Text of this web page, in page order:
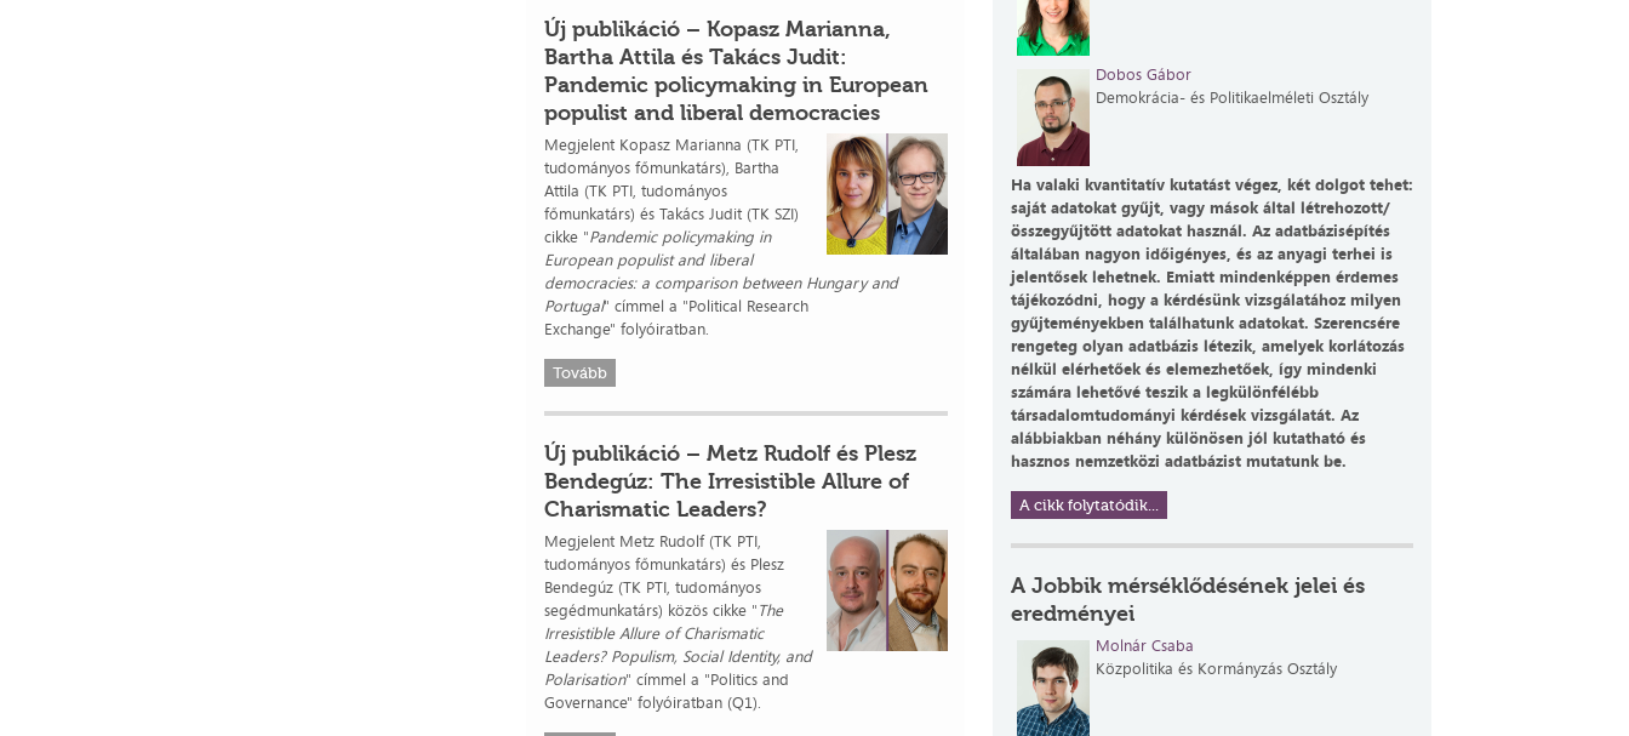
Új publikáció – Kopasz Marianna,
Bartha Attila és Takács Judit:
Pandemic policymaking in European
populist and liberal democracies
Megjelent Kopasz Marianna (TK PTI,
tudományos főmunkatárs), Bartha
Attila (TK PTI, tudományos
főmunkatárs) és Takács Judit (TK SZI)
cikke "Pandemic policymaking in
European populist and liberal
democracies: a comparison between Hungary and
Portugal" címmel a "Political Research
Exchange" folyóiratban.
Tovább
Új publikáció – Metz Rudolf és Plesz
Bendegúz: The Irresistible Allure of
Charismatic Leaders?
Megjelent Metz Rudolf (TK PTI,
tudományos főmunkatárs) és Plesz
Bendegúz (TK PTI, tudományos
segédmunkatárs) közös cikke "The
Irresistible Allure of Charismatic
Leaders? Populism, Social Identity, and
Polarisation" címmel a "Politics and
Governance" folyóiratban (Q1).
Dobos Gábor
Demokrácia- és Politikaelméleti Osztály
Ha valaki kvantitatív kutatást végez, két dolgot tehet:
saját adatokat gyűjt, vagy mások által létrehozott/
összegyűjtött adatokat használ. Az adatbázisépítés
általában nagyon időigényes, és az anyagi terhei is
jelentősek lehetnek. Emiatt mindenképpen érdemes
tájékozódni, hogy a kérdésünk vizsgálatához milyen
gyűjteményekben találhatunk adatokat. Szerencsére
rengeteg olyan adatbázis létezik, amelyek korlátozás
nélkül elérhetőek és elemezhetőek, így mindenki
számára lehetővé teszik a legkülönfélébb
társadalomtudományi kérdések vizsgálatát. Az
alábbiakban néhány különösen jól kutatható és
hasznos nemzetközi adatbázist mutatunk be.
A cikk folytatódik...
A Jobbik mérséklődésének jelei és
eredményei
Molnár Csaba
Közpolitika és Kormányzás Osztály